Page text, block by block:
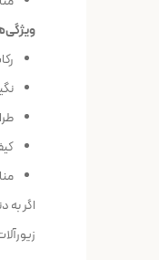
اگر به